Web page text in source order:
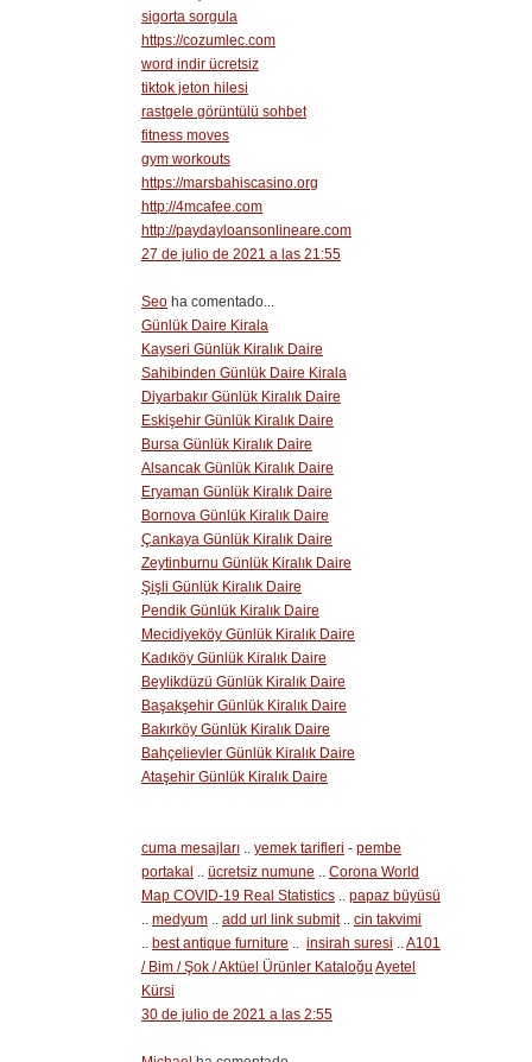
sigorta sorgula
https://cozumlec.com
word indir ücretsiz
tiktok jeton hilesi
rastgele görüntülü sohbet
fitness moves
gym workouts
https://marsbahiscasino.org
http://4mcafee.com
http://paydayloansonlineare.com
27 de julio de 2021 a las 21:55
Seo ha comentado...
Günlük Daire Kirala
Kayseri Günlük Kiralık Daire
Sahibinden Günlük Daire Kirala
Diyarbakır Günlük Kiralık Daire
Eskişehir Günlük Kiralık Daire
Bursa Günlük Kiralık Daire
Alsancak Günlük Kiralık Daire
Eryaman Günlük Kiralık Daire
Bornova Günlük Kiralık Daire
Çankaya Günlük Kiralık Daire
Zeytinburnu Günlük Kiralık Daire
Şişli Günlük Kiralık Daire
Pendik Günlük Kiralık Daire
Mecidiyeköy Günlük Kiralık Daire
Kadıköy Günlük Kiralık Daire
Beylikdüzü Günlük Kiralık Daire
Başakşehir Günlük Kiralık Daire
Bakırköy Günlük Kiralık Daire
Bahçelievler Günlük Kiralık Daire
Ataşehir Günlük Kiralık Daire
cuma mesajları yemek tarifleri - pembe
portakal
ücretsiz numune
Corona World
Map COVID-19 Real Statistics
papaz büyüsü
medyum add url link submit.. cin takvimi
best antique furniture insirah suresi
A101
/ Bim / Şok / Aktüel Ürünler Kataloğu Ayetel
Kürsi
30 de julio de 2021 a las 2:55